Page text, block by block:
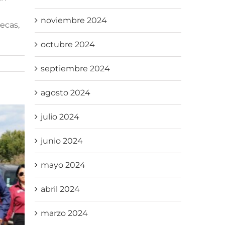
noviembre 2024
octubre 2024
septiembre 2024
agosto 2024
julio 2024
junio 2024
mayo 2024
abril 2024
marzo 2024